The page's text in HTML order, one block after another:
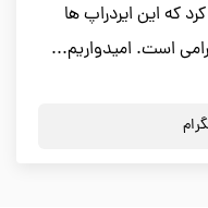
که این ایردراپ ها
است. امیدواریم...